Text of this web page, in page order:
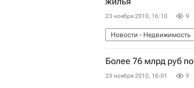
23 ноября 2010, 16:10 9
Новости - Недвижимость
Более 76 млрд руб
23 ноября 2010, 16:01 9